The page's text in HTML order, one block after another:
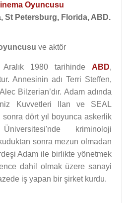
Oyuncusu
St Petersburg, Florida, ABD.
ve aktör
1980 tarihinde ABD,
Annesinin adı Terri Steffen,
Bilzerian’dır. Adam adında
Kuvvetleri Ilan ve SEAL
sonra dört yıl boyunca askerlik
kriminoloji
sonra mezun olmadan
Adam ile birlikte yönetmek
dahil olmak üzere sanayi
iş yapan bir şirket kurdu.